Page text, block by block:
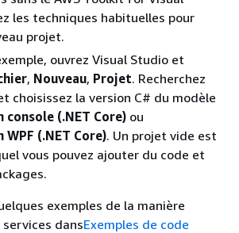
les techniques habituelles pour
projet.
ouvrez Visual Studio et
, Nouveau, Projet. Recherchez
choisissez la version C# du modèle
(.NET Core) ou
(.NET Core). Un projet vide est
vous pouvez ajouter du code et
exemples de la manière
dansExemples de code